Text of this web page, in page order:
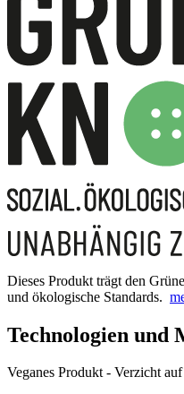
Dieses Produkt trägt den
und ökologische Standards.
Technologien und
Veganes Produkt - Verzicht